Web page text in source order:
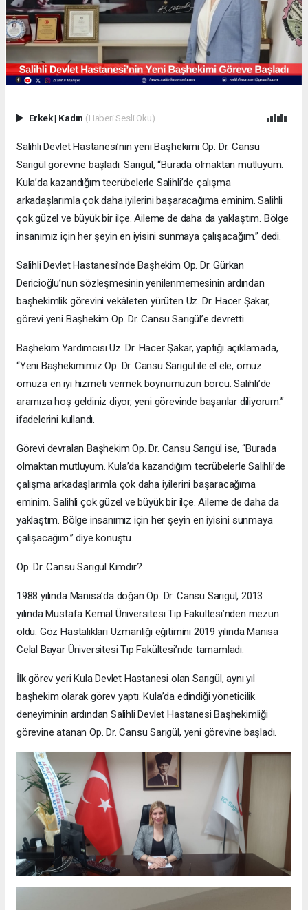
Erkek| Kadın (Haberi Sesli Oku)
Salihli Devlet Hastanesi’nin yeni Başhekimi Op. Dr. Cansu
Sarıgül görevine başladı. Sarıgül, “Burada olmaktan mutluyum.
Kula’da kazandığım tecrübelerle Salihli’de çalışma
arkadaşlarımla çok daha iyilerini başaracağıma eminim. Salihli
çok güzel ve büyük bir ilçe. Aileme de daha da yaklaştım. Bölge
insanımız için her şeyin en iyisini sunmaya çalışacağım.” dedi.
Salihli Devlet Hastanesi’nde Başhekim Op. Dr. Gürkan
Dericioğlu’nun sözleşmesinin yenilenmemesinin ardından
başhekimlik görevini vekâleten yürüten Uz. Dr. Hacer Şakar,
görevi yeni Başhekim Op. Dr. Cansu Sarıgül’e devretti.
Başhekim Yardımcısı Uz. Dr. Hacer Şakar, yaptığı açıklamada,
“Yeni Başhekimimiz Op. Dr. Cansu Sarıgül ile el ele, omuz
omuza en iyi hizmeti vermek boynumuzun borcu. Salihli’de
aramıza hoş geldiniz diyor, yeni görevinde başarılar diliyorum.”
ifadelerini kullandı.
Görevi devralan Başhekim Op. Dr. Cansu Sarıgül ise, “Burada
olmaktan mutluyum. Kula’da kazandığım tecrübelerle Salihli’de
çalışma arkadaşlarımla çok daha iyilerini başaracağıma
eminim. Salihli çok güzel ve büyük bir ilçe. Aileme de daha da
yaklaştım. Bölge insanımız için her şeyin en iyisini sunmaya
çalışacağım.” diye konuştu.
Op. Dr. Cansu Sarıgül Kimdir?
1988 yılında Manisa’da doğan Op. Dr. Cansu Sarıgül, 2013
yılında Mustafa Kemal Üniversitesi Tıp Fakültesi’nden mezun
oldu. Göz Hastalıkları Uzmanlığı eğitimini 2019 yılında Manisa
Celal Bayar Üniversitesi Tıp Fakültesi’nde tamamladı.
İlk görev yeri Kula Devlet Hastanesi olan Sarıgül, aynı yıl
başhekim olarak görev yaptı. Kula’da edindiği yöneticilik
deneyiminin ardından Salihli Devlet Hastanesi Başhekimliği
görevine atanan Op. Dr. Cansu Sarıgül, yeni görevine başladı.